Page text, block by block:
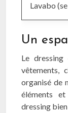
Lavabo
Un
Le dressing
vêtements,
organisé de
éléments
dressing